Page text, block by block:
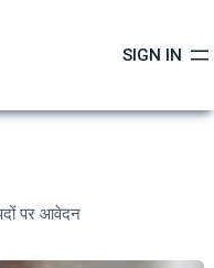
SIGN IN
पर आवेदन